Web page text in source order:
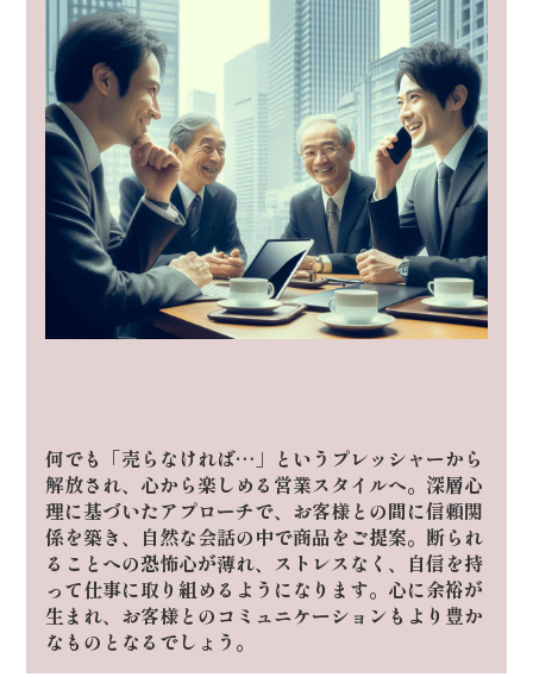
何でも「売らなければ…」というプレッシャーから
解放され、心から楽しめる営業スタイルへ。 深層心
理に基づいたアプローチで、お客様との間に信頼関
係を築き、自然な会話の中で商品をご提案。 断られ
ることへの恐怖心が薄れ、ストレスなく、自信を持
って仕事に取り組めるようになります。 心に余裕が
生まれ、お客様とのコミュニケーションもより豊か
なものとなるでしょう。